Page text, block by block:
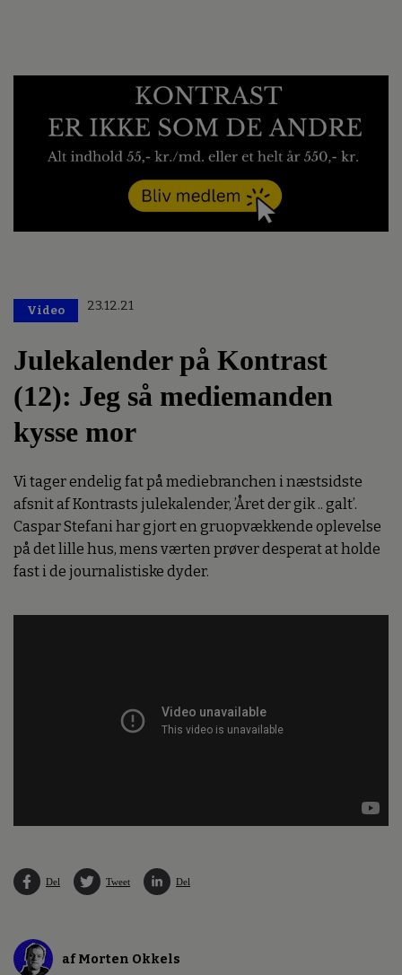
Video 23.12.21
Julekalender på Kontrast
(12): Jeg så mediemanden
kysse mor
Vi tager endelig fat på mediebranchen i næstsidste
afsnit af Kontrasts julekalender, ’Året der gik .. galt’.
Caspar Stefani har gjort en gruopvækkende oplevelse
på det lille hus, mens værten prøver desperat at holde
fast i de journalistiske dyder.
Del Tweet Del
af Morten Okkels